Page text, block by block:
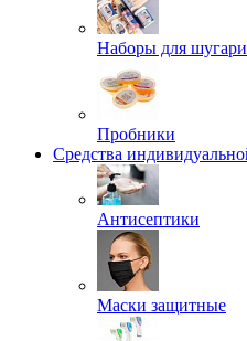
Наборы для
Пробники
Средства
Антисептики
Маски защитные